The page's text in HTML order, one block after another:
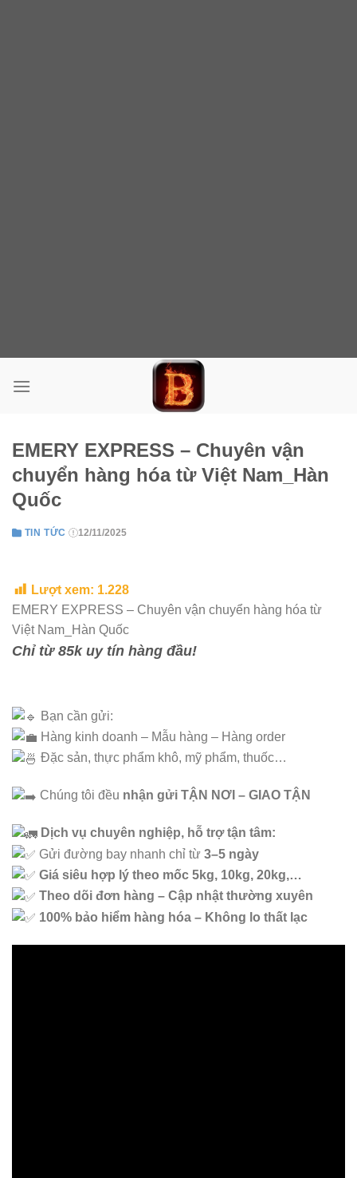
EMERY EXPRESS – Chuyên vận
chuyển hàng hóa từ Việt Nam_Hàn
Quốc
TIN TỨC 12/11/2025
Lượt xem: 1.228
EMERY EXPRESS – Chuyên vận chuyển hàng hóa từ
Việt Nam_Hàn Quốc
Chỉ từ 85k uy tín hàng đầu!
Bạn cần gửi:
Hàng kinh doanh – Mẫu hàng – Hàng order
Đặc sản, thực phẩm khô, mỹ phẩm, thuốc…
Chúng tôi đều nhận gửi TẬN NƠI – GIAO TẬN
Dịch vụ chuyên nghiệp, hỗ trợ tận tâm:
Gửi đường bay nhanh chỉ từ 3–5 ngày
Giá siêu hợp lý theo mốc 5kg, 10kg, 20kg,…
Theo dõi đơn hàng – Cập nhật thường xuyên
100% bảo hiểm hàng hóa – Không lo thất lạc